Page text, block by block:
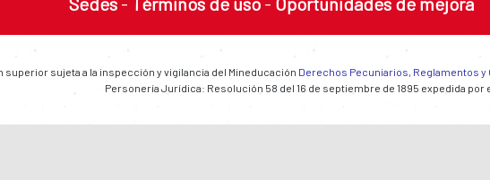
sujeta a la inspección y vigilancia del Mineducación Derechos Pecuniarios, Reglamentos
Personería Jurídica: Resolución 58 del 16 de septiembre de 1895 expedida por